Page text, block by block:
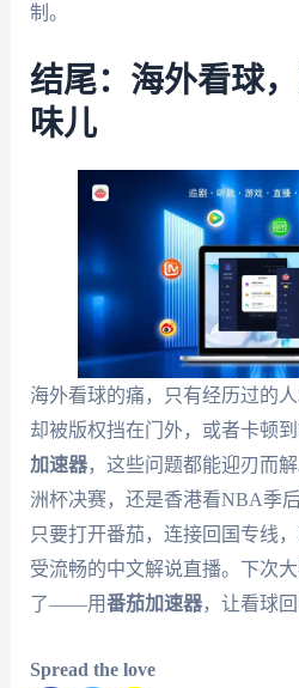
制。
结尾：海外看球
味儿
海外看球的痛，只有经历过的
却被版权挡在门外，或者卡顿
加速器，这些问题都能迎刃而
洲杯决赛，还是香港看NBA季
只要打开番茄，连接回国专线
受流畅的中文解说直播。下次
了——用番茄加速器，让看球回
Spread the love